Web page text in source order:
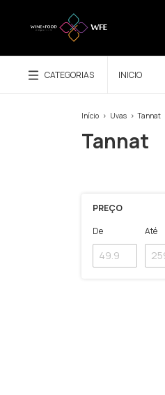
CATEGORIAS INICIO
Início > Uvas > Tannat
Tannat
PREÇO
De
Até